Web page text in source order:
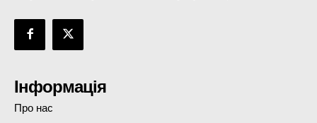
Інформація
Про нас